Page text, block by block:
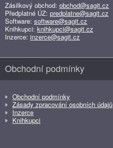
Zásilkový obchod: obchod@sagit.cz
Předplatné ÚZ: predplatne@sagit.cz
Software: software@sagit.cz
Knihkupci: knihkupci@sagit.cz
Inzerce: inzerce@sagit.cz
Obchodní podmínky
Obchodní podmínky
Zásady zpracování osobních údajů
Inzerce
Knihkupci